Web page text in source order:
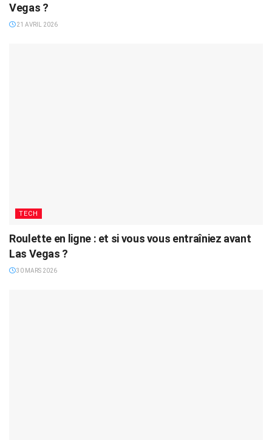
Vegas ?
21 AVRIL 2026
TECH
Roulette en ligne : et si vous vous entraîniez avant
Las Vegas ?
30 MARS 2026